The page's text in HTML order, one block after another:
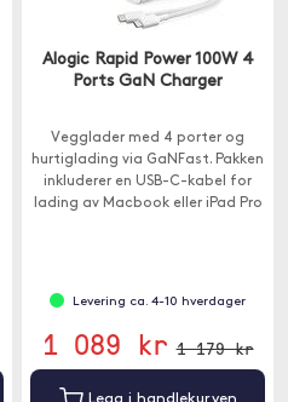
Alogic Rapid Power 100W 4
Ports GaN Charger
Vegglader med 4 porter og
hurtiglading via GaNFast. Pakken
inkluderer en USB-C-kabel for
lading av Macbook eller iPad Pro
Levering ca. 4-10 hverdager
1 089 kr 1 179 kr